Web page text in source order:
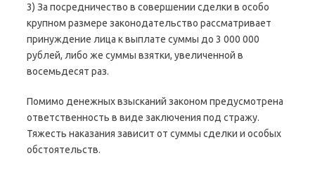
3) За посредничество в совершении сделки в особо
крупном размере законодательство рассматривает
принуждение лица к выплате суммы до 3 000 000
рублей, либо же суммы взятки, увеличенной в
восемьдесят раз.
Помимо денежных взысканий законом предусмотрена
ответственность в виде заключения под стражу.
Тяжесть наказания зависит от суммы сделки и особых
обстоятельств.